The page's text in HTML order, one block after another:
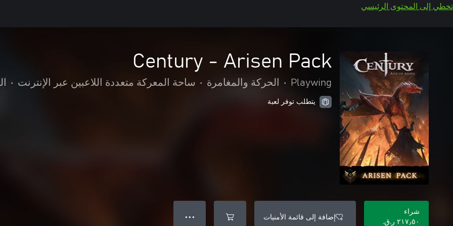
تخطي إلى المحتوى الرئيسي
Century - Arisen Pack
Playwing
• الحركة والمغامرة • ساحة المعركة متعددة اللاعبين عبر الإنترنت •
يتطلب توفر لعبة
شراء
٢١٧٫٥٠ ر.ق.‏
إضافة إلى قائمة الأمنيات ● ● ●